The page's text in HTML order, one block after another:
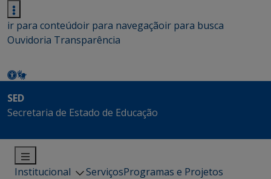
ir para conteúdoir para navegaçãoir para busca
Ouvidoria Transparência
SED
Secretaria de Estado de Educação
Institucional ServiçosProgramas e Projetos